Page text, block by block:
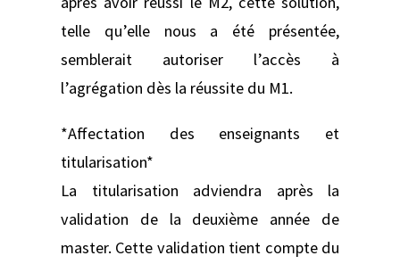
telle qu’elle nous a été présentée,
semblerait autoriser l’accès à
l’agrégation dès la réussite du M1.
*Affectation des enseignants et
titularisation*
La titularisation adviendra après la
validation de la deuxième année de
master. Cette validation tient compte du